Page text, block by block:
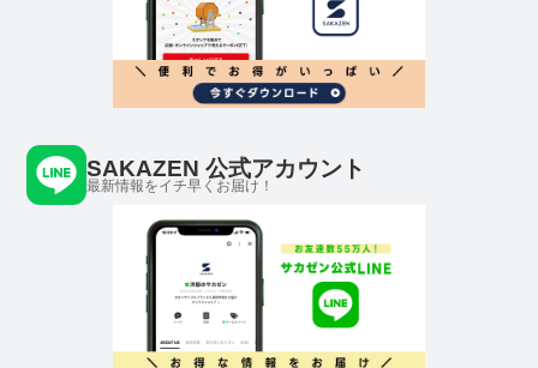
SAKAZEN 公式アカウント
最新情報をイチ早くお届け！